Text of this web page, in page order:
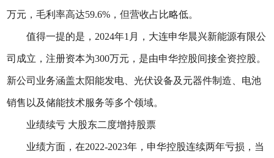
万元，毛利率高达59.6%，但营收占比略低。
值得一提的是，2024年1月，大连申华晨兴新能源有限公
司成立，注册资本为300万元，是由申华控股间接全资控股。
新公司业务涵盖太阳能发电、光伏设备及元器件制造、电池
销售以及储能技术服务等多个领域。
业绩续亏 大股东二度增持股票
业绩方面，在2022-2023年，申华控股连续两年亏损，当